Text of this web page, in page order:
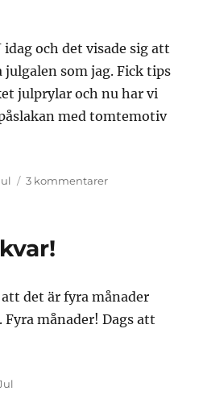
idag och det visade sig att
som jag. Fick tips
julprylar och nu har vi
med tomtemotiv
3 kommentarertill
det är fyra månader
månader! Dags att